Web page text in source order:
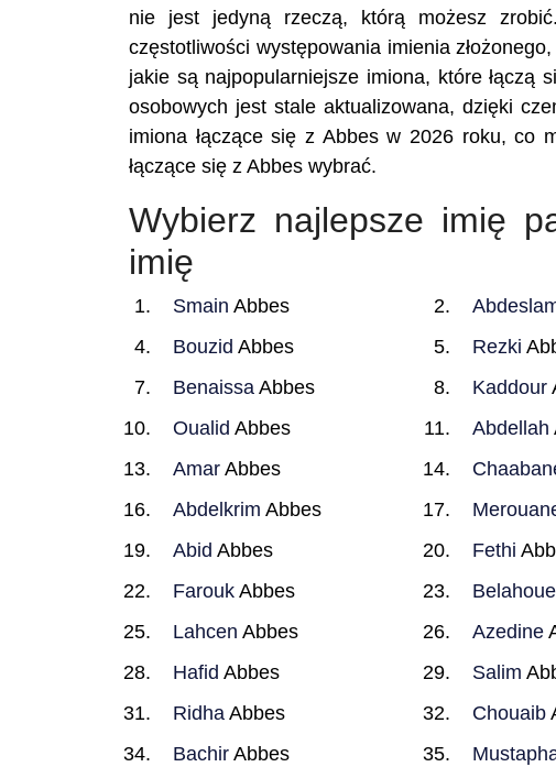
nie jest jedyną rzeczą, którą możesz
częstotliwości występowania imienia
jakie są najpopularniejsze imiona, które łączą
osobowych jest stale aktualizowana, dzięki
imiona łączące się z Abbes w 2026 roku, co
łączące się z Abbes wybrać.
Wybierz najlepsze imię
imię
Smain Abbes
Bouzid Abbes Rezki
Benaissa Abbes Kaddour
Oualid Abbes Abdellah
Amar Abbes
Abdelkrim Abbes
Abid Abbes Fethi
Farouk Abbes Belahouel
Lahcen Abbes Azedine
Hafid Abbes Salim
Ridha Abbes Chouaib
Bachir Abbes